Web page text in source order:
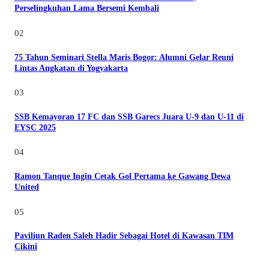
Perselingkuhan Lama Bersemi Kembali
02
75 Tahun Seminari Stella Maris Bogor: Alumni Gelar Reuni
Lintas Angkatan di Yogyakarta
03
SSB Kemayoran 17 FC dan SSB Garecs Juara U-9 dan U-11 di
EYSC 2025
04
Ramon Tanque Ingin Cetak Gol Pertama ke Gawang Dewa
United
05
Paviliun Raden Saleh Hadir Sebagai Hotel di Kawasan TIM
Cikini